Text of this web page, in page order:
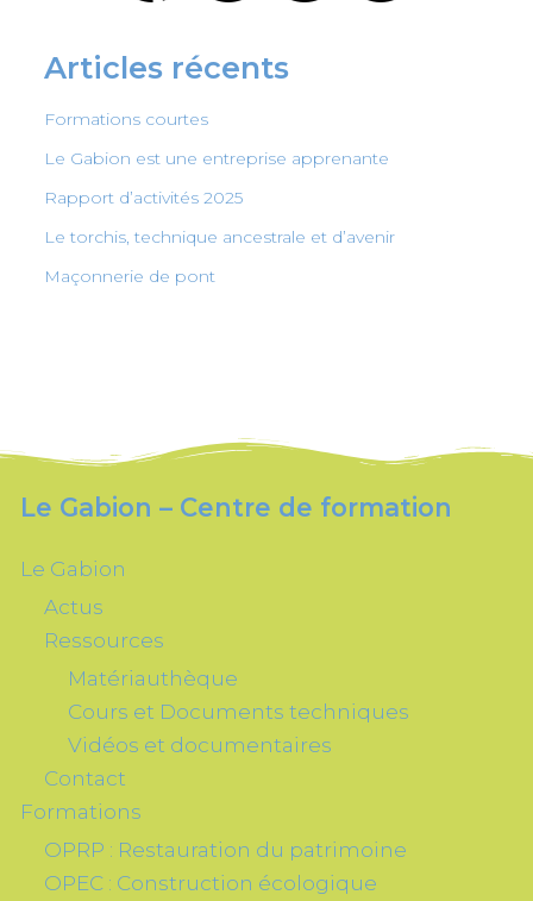
Articles récents
Formations courtes
Le Gabion est une entreprise apprenante
Rapport d’activités 2025
Le torchis, technique ancestrale et d’avenir
Maçonnerie de pont
Le Gabion – Centre de formation
Le Gabion
Actus
Ressources
Matériauthèque
Cours et Documents techniques
Vidéos et documentaires
Contact
Formations
OPRP : Restauration du patrimoine
OPEC : Construction écologique